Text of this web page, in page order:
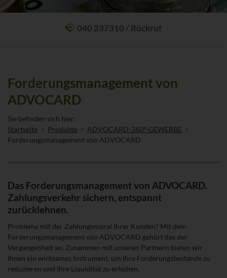
040 237310 / Rückruf
Forderungs­management von
ADVOCARD
Sie befinden sich hier:
Startseite
Produkte
ADVOCARD-360°-GEWERBE
Forderungsmanagement von ADVOCARD
Das Forderungsmanagement von ADVOCARD.
Zahlungsverkehr sichern, entspannt
zurücklehnen.
Probleme mit der Zahlungsmoral Ihrer Kunden? Mit dem
Forderungsmanagement von ADVOCARD gehört das der
Vergangenheit an. Zusammen mit unseren Partnern bieten wir
Ihnen ein wirksames Instrument, um Ihre Forderungsbestände zu
reduzieren und Ihre Liquidität zu erhöhen.